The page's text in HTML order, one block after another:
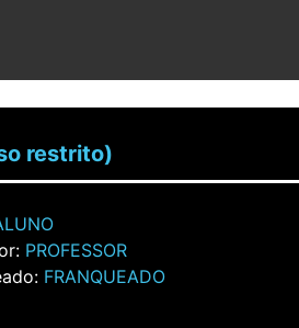
restrito)
PROFESSOR
FRANQUEADO